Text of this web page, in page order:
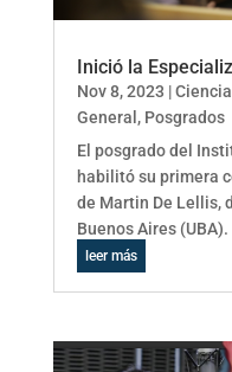
Inició la
Nov 8, 2023 |
General , Posgrados
El posgrado del
habilitó su primera
de Martin De Lellis,
Buenos Aires (UBA).
leer más